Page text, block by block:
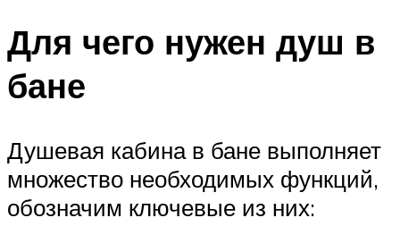
Для чего нужен душ в
бане
Душевая кабина в бане выполняет
множество необходимых функций,
обозначим ключевые из них: